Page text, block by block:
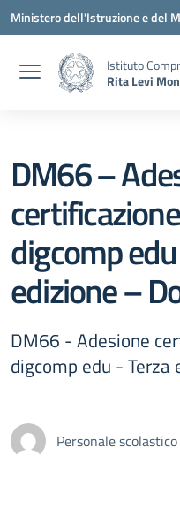
Vai ai contenuti
Vai al menu di navigazione
Vai al footer
Ministero dell'Istruzione e del
Istituto
Rita Levi
DM66 –
digcomp
edizione –
DM66 - Adesione
digcomp edu - Terza
Personale scolastico